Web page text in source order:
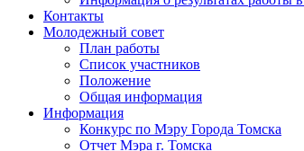
Контакты
Молодежный совет
План работы
Список участников
Положение
Общая информация
Информация
Конкурс по Мэру Города Томска
Отчет Мэра г. Томска